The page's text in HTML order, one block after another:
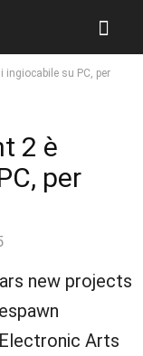
ingiocabile su PC, per
2 è
per